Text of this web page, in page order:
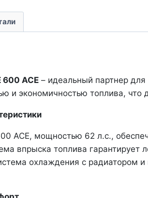
600 ACE – идеальный партнер
и экономичностью топлива,
ACE, мощностью 62 л.с.,
впрыска топлива гарантирует
охлаждения с радиатором